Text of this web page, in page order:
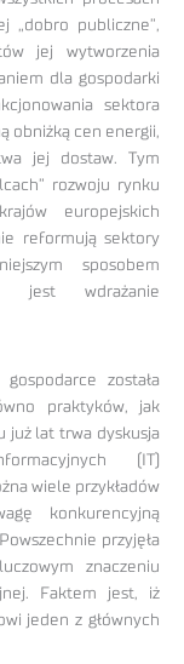
„dobro publiczne”,
jej wytworzenia
dla gospodarki
sektora
obniżką cen energii,
jej dostaw. Tym
rozwoju rynku
europejskich
reformują sektory
sposobem
jest wdrażanie
została
praktyków, jak
już lat trwa dyskusja
(IT)
wiele przykładów
konkurencyjną
przyjęła
znaczeniu
Faktem jest, iż
jeden z głównych